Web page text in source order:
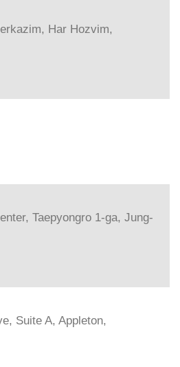
Har Hozvim,
Taepyongro 1-ga, Jung-
Suite A, Appleton,